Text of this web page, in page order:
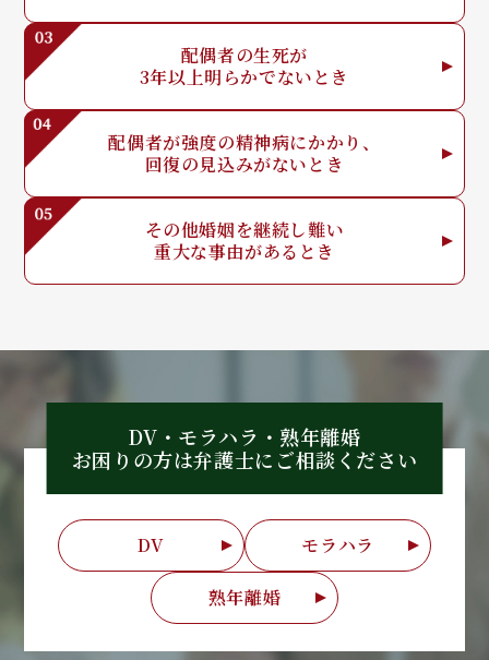
配偶者の生死が
3年以上明らかでないとき
配偶者が強度の精神病にかかり、
回復の見込みがないとき
その他婚姻を継続し難い
重大な事由があるとき
DV・モラハラ・熟年離婚
お困りの方は弁護士に ご相談ください
DV モラハラ
熟年離婚